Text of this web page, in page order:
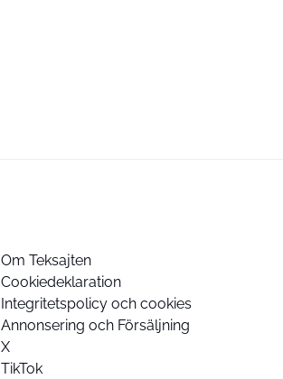
Om Teksajten
Cookiedeklaration
Integritetspolicy och cookies
Annonsering och Försäljning
X
TikTok